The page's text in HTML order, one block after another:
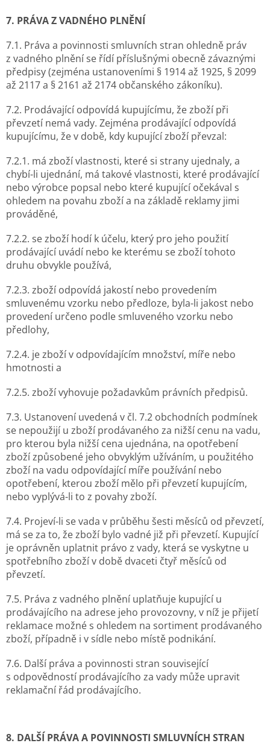
7. PRÁVA Z VADNÉHO PLNĚNÍ
7.1. Práva a povinnosti smluvních stran ohledně práv
z vadného plnění se řídí příslušnými obecně závaznými
předpisy (zejména ustanoveními § 1914 až 1925, § 2099
až 2117 a § 2161 až 2174 občanského zákoníku).
7.2. Prodávající odpovídá kupujícímu, že zboží při
převzetí nemá vady. Zejména prodávající odpovídá
kupujícímu, že v době, kdy kupující zboží převzal:
7.2.1. má zboží vlastnosti, které si strany ujednaly, a
chybí-li ujednání, má takové vlastnosti, které prodávající
nebo výrobce popsal nebo které kupující očekával s
ohledem na povahu zboží a na základě reklamy jimi
prováděné,
7.2.2. se zboží hodí k účelu, který pro jeho použití
prodávající uvádí nebo ke kterému se zboží tohoto
druhu obvykle používá,
7.2.3. zboží odpovídá jakostí nebo provedením
smluvenému vzorku nebo předloze, byla-li jakost nebo
provedení určeno podle smluveného vzorku nebo
předlohy,
7.2.4. je zboží v odpovídajícím množství, míře nebo
hmotnosti a
7.2.5. zboží vyhovuje požadavkům právních předpisů.
7.3. Ustanovení uvedená v čl. 7.2 obchodních podmínek
se nepoužijí u zboží prodávaného za nižší cenu na vadu,
pro kterou byla nižší cena ujednána, na opotřebení
zboží způsobené jeho obvyklým užíváním, u použitého
zboží na vadu odpovídající míře používání nebo
opotřebení, kterou zboží mělo při převzetí kupujícím,
nebo vyplývá-li to z povahy zboží.
7.4. Projeví-li se vada v průběhu šesti měsíců od převzetí,
má se za to, že zboží bylo vadné již při převzetí. Kupující
je oprávněn uplatnit právo z vady, která se vyskytne u
spotřebního zboží v době dvaceti čtyř měsíců od
převzetí.
7.5. Práva z vadného plnění uplatňuje kupující u
prodávajícího na adrese jeho provozovny, v níž je přijetí
reklamace možné s ohledem na sortiment prodávaného
zboží, případně i v sídle nebo místě podnikání.
7.6. Další práva a povinnosti stran související
s odpovědností prodávajícího za vady může upravit
reklamační řád prodávajícího.
8. DALŠÍ PRÁVA A POVINNOSTI SMLUVNÍCH STRAN